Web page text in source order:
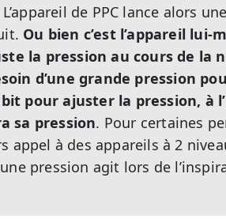
de PPC lance alors
Ou bien c’est l’appareil
la pression au cours de la
d’une grande pression
pour ajuster la pression, à
sa pression. Pour certaines
appel à des appareils à 2
pression agit lors de